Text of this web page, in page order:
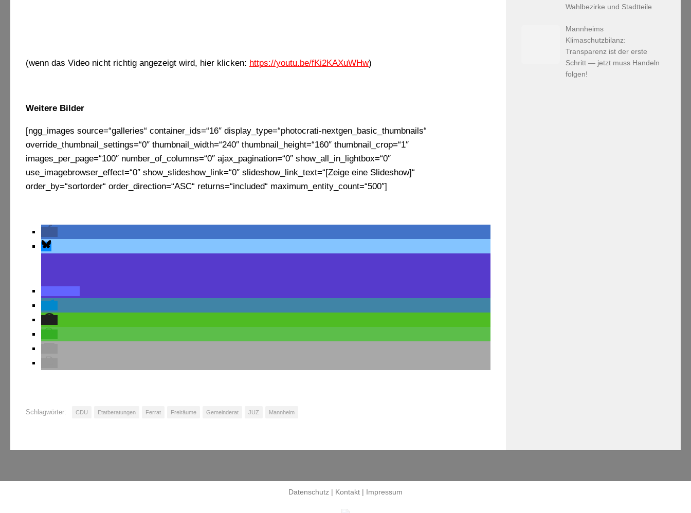
(wenn das Video nicht richtig angezeigt wird, hier klicken: https://youtu.be/fKi2KAXuWHw)
Weitere Bilder
[ngg_images source=“galleries“ container_ids=“16″ display_type=“photocrati-nextgen_basic_thumbnails“
override_thumbnail_settings=“0″ thumbnail_width=“240″ thumbnail_height=“160″ thumbnail_crop=“1″
images_per_page=“100″ number_of_columns=“0″ ajax_pagination=“0″ show_all_in_lightbox=“0″
use_imagebrowser_effect=“0″ show_slideshow_link=“0″ slideshow_link_text=“[Zeige eine Slideshow]“
order_by=“sortorder“ order_direction=“ASC“ returns=“included“ maximum_entity_count=“500″]
Schlagwörter: CDU Etatberatungen Ferrat Freiräume Gemeinderat JUZ Mannheim
Wahlbezirke und Stadtteile
Mannheims
Klimaschutzbilanz:
Transparenz ist der erste
Schritt — jetzt muss Handeln
folgen!
Datenschutz | Kontakt | Impressum